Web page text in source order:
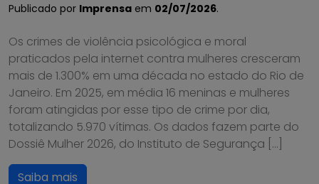
Publicado por Imprensa em 02/07/2026.
Os crimes de violência psicológica e moral
praticados pela internet contra mulheres cresceram
mais de 1.300% em uma década no estado do Rio de
Janeiro. Em 2025, em média 16 meninas e mulheres
foram atingidas por esse tipo de crime por dia,
totalizando 5.970 vítimas. Os dados fazem parte do
Dossiê Mulher 2026, do Instituto de Segurança […]
Saiba mais